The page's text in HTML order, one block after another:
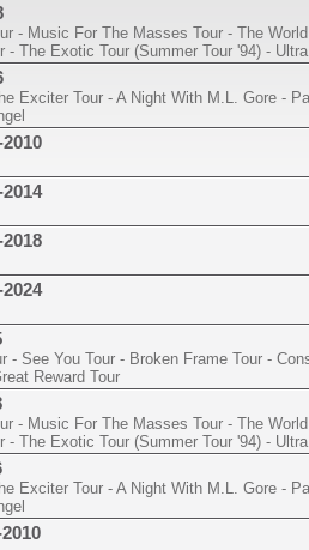
- Music For The Masses Tour - The
- The Exotic Tour (Summer Tour '94) -
Exciter Tour - A Night With M.L. Gore -
- See You Tour - Broken Frame Tour -
Reward Tour
- Music For The Masses Tour - The
- The Exotic Tour (Summer Tour '94) -
Exciter Tour - A Night With M.L. Gore -